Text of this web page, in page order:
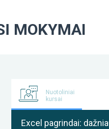
MOKYMAI
Nuotoliniai
kursai
Excel pagrindai: